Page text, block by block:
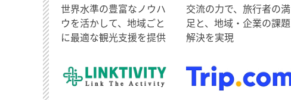
世界水準の豊富なノウハ
ウを活かして、地域ごと
に最適な観光支援を提供
交流の力で、旅行者の満
足と、地域・企業の課題
解決を実現